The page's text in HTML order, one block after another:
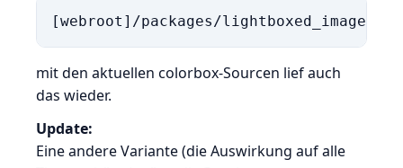
[webroot]/packages/lightboxed_image/
mit den aktuellen colorbox-Sourcen lief auch
das wieder.
Update:
Eine andere Variante (die Auswirkung auf alle